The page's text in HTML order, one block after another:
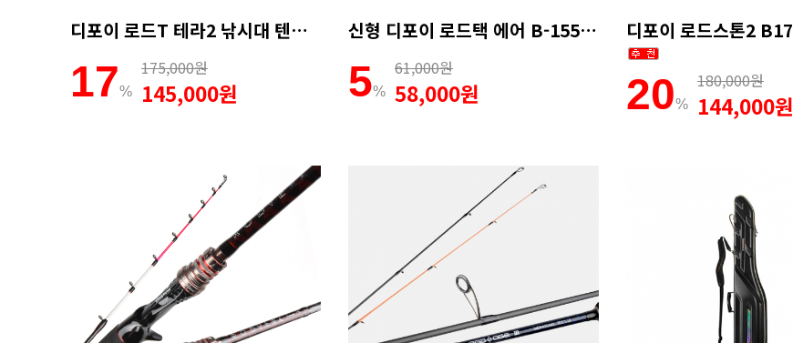
디포이 로드T 테라2 낚시대 텐빈 텐야 갈치 한치 B-180ML (AS보증카드)
17%
175,000원
145,000원
신형 디포이 로드택 에어 B-155ML 쭈꾸미 갑오징어 8:2 액션 (A/S 50% 보증카드)
5%
61,000원
58,000원 20%
180,000원
144,000원